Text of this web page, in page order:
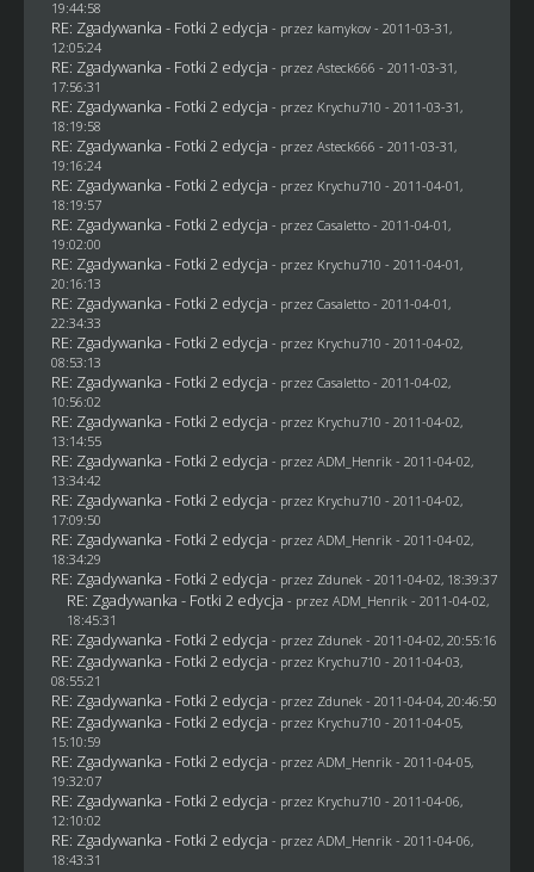
19:44:58
RE: Zgadywanka - Fotki 2 edycja - przez kamykov- 2011-03-31,
12:05:24
RE: Zgadywanka - Fotki 2 edycja - przez Asteck666 - 2011-03-31,
17:56:31
RE: Zgadywanka - Fotki 2 edycja - przez Krychu710 - 2011-03-31,
18:19:58
RE: Zgadywanka - Fotki 2 edycja - przez Asteck666 - 2011-03-31,
19:16:24
RE: Zgadywanka - Fotki 2 edycja - przez Krychu710 - 2011-04-01,
18:19:57
RE: Zgadywanka - Fotki 2 edycja - przez Casaletto- 2011-04-01,
19:02:00
RE: Zgadywanka - Fotki 2 edycja - przez Krychu710 - 2011-04-01,
20:16:13
RE: Zgadywanka - Fotki 2 edycja - przez Casaletto- 2011-04-01,
22:34:33
RE: Zgadywanka - Fotki 2 edycja - przez Krychu710 - 2011-04-02,
08:53:13
RE: Zgadywanka - Fotki 2 edycja - przez Casaletto- 2011-04-02,
10:56:02
RE: Zgadywanka - Fotki 2 edycja - przez Krychu710 - 2011-04-02,
13:14:55
RE: Zgadywanka - Fotki 2 edycja - przez ADM_Henrik - 2011-04-02,
13:34:42
RE: Zgadywanka - Fotki 2 edycja - przez Krychu710 - 2011-04-02,
17:09:50
RE: Zgadywanka - Fotki 2 edycja - przez ADM_Henrik - 2011-04-02,
18:34:29
RE: Zgadywanka - Fotki 2 edycja - przez Zdunek - 2011-04-02, 18:39:37
RE: Zgadywanka - Fotki 2 edycja - przez ADM_Henrik - 2011-04-02,
18:45:31
RE: Zgadywanka - Fotki 2 edycja - przez Zdunek - 2011-04-02, 20:55:16
RE: Zgadywanka - Fotki 2 edycja - przez Krychu710 - 2011-04-03,
08:55:21
RE: Zgadywanka - Fotki 2 edycja - przez Zdunek - 2011-04-04, 20:46:50
RE: Zgadywanka - Fotki 2 edycja - przez Krychu710 - 2011-04-05,
15:10:59
RE: Zgadywanka - Fotki 2 edycja - przez ADM_Henrik - 2011-04-05,
19:32:07
RE: Zgadywanka - Fotki 2 edycja - przez Krychu710 - 2011-04-06,
12:10:02
RE: Zgadywanka - Fotki 2 edycja - przez ADM_Henrik - 2011-04-06,
18:43:31